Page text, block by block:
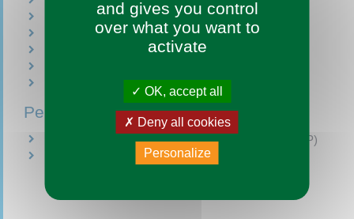
Rétablissement au régime général
Majoration de la pension
Cumul emploi - retraite de base
Pension de retraite complémentaire
Retraite complémentaire des fonctionnaires (RAFP)
Retraite complémentaire des agents non titulaires
and gives you control
over what you want to
activate
OK, accept all
Deny all cookies
Personalize